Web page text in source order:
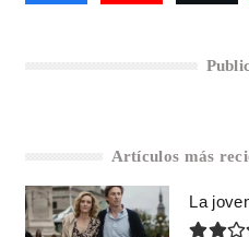
Artículos más
La